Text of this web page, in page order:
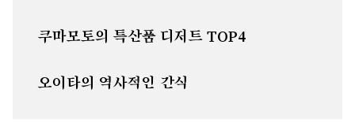
쿠마모토의 특산품 디저트 TOP4
오이타의 역사적인 간식